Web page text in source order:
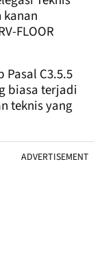
FLOOR
C3.5.5
biasa terjadi
teknis yang
ADVERTISEMENT